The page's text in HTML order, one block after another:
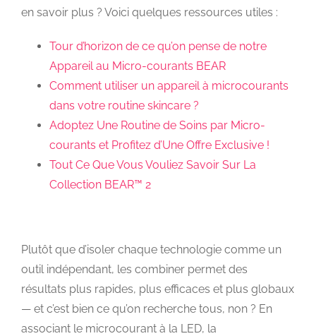
en savoir plus ? Voici quelques ressources utiles :
Tour d’horizon de ce qu’on pense de notre
Appareil au Micro-courants BEAR
Comment utiliser un appareil à microcourants
dans votre routine skincare ?
Adoptez Une Routine de Soins par Micro-
courants et Profitez d’Une Offre Exclusive !
Tout Ce Que Vous Vouliez Savoir Sur La
Collection BEAR™ 2
Plutôt que d’isoler chaque technologie comme un
outil indépendant, les combiner permet des
résultats plus rapides, plus efficaces et plus globaux
— et c’est bien ce qu’on recherche tous, non ? En
associant le microcourant à la LED, la